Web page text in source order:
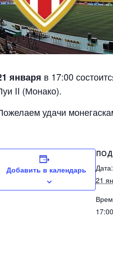
января в 17:00
II (Монако).
удачи
Добавить в календарь
Дата:
21